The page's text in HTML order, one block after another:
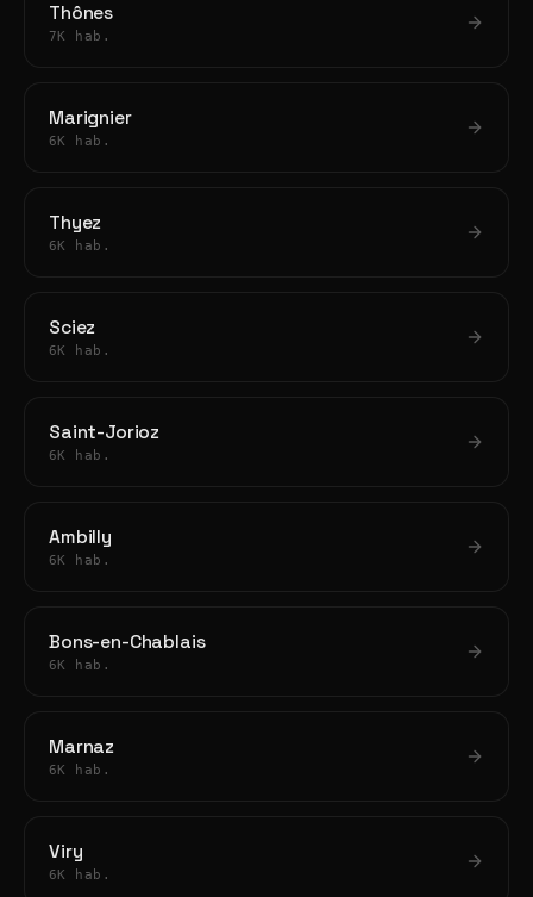
Thônes
7K hab.
Marignier
6K hab.
Thyez
6K hab.
Sciez
6K hab.
Saint-Jorioz
6K hab.
Ambilly
6K hab.
Bons-en-Chablais
6K hab.
Marnaz
6K hab.
Viry
6K hab.